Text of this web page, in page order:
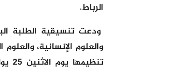
الرباط.
ودعت تنسيقية الطلبة
والعلوم الإنسانية،